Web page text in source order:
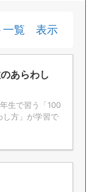
一覧 表示
あらわし
生で習う「100
し方」が学習で